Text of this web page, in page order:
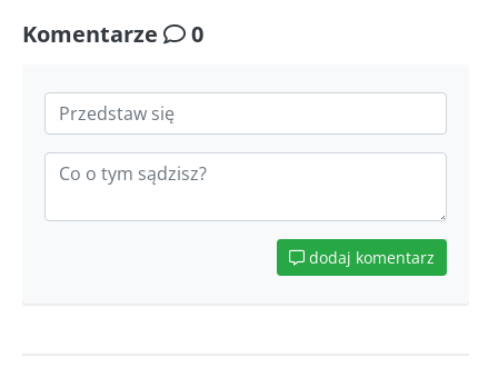
Komentarze 0
dodaj komentarz